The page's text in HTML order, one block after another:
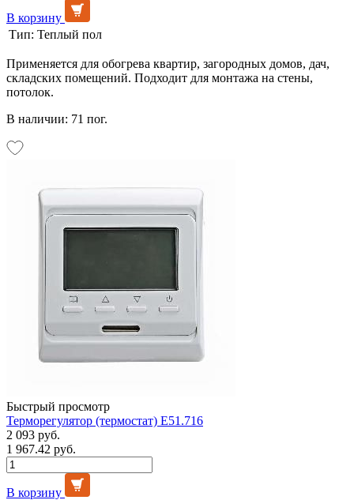
В корзину
Тип: Теплый пол
Применяется для обогрева квартир, загородных домов, дач,
складских помещений. Подходит для монтажа на стены,
потолок.
В наличии: 71 пог.
Быстрый просмотр
Терморегулятор (термостат) E51.716
2 093 руб.
1 967.42 руб.
В корзину